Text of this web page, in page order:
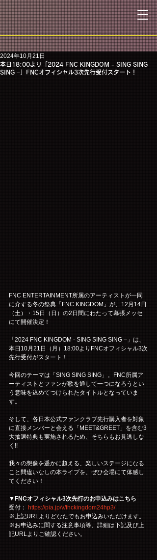
本日18:00より「2024 FNC KINGDOM - SING SING
SING –」FNCオフィシャル3次先行受付スタート！
2024年10月21日
FNC ENTERTAINMENT所属のアーティストが一同
に介する冬の祭典「FNC KINGDOM」が、12月14日
（土）・15日（日）の2日間にわたって幕張メッセ
にて開催決定！
「2024 FNC KINGDOM - SING SING SING –」は、
本日10月21日（月）18:00よりFNCオフィシャル3次
先行受付がスタート！
今回のテーマは「SING SING SING」。FNC所属ア
ーティストとファンが歌を通して一つになろうとい
う意味を込めてつけられたタイトルとなっていま
す。
そして、各日本公式ファンクラブ先行購入者を対象
に直接メンバーと会える「MEET&GREET」を含む3
大抽選特典も実施されるため、そちらもお見逃しな
く!!
我々の想像を遥かに超える、楽しいステージになる
こと間違いなしの本ライブを、ぜひ会場にて体感し
てください！
▼FNCオフィシャル3次先行のお申込みはこちら
受付： https://pia.jp/v/fnckingdom24hp3/
※上記URLよりどなたでもお申込みいただけます。
※お申込みに関する注意事項等、詳細は下記及び上
記URLよりご確認ください。